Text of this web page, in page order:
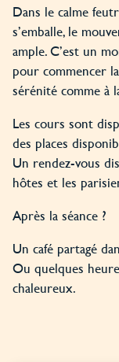
Dans le calme
s’emballe, le
ample. C’est un
pour commencer
sérénité comme à
Les cours sont
des places
Un rendez-vous
hôtes et les
Après la séance ?
Un café partagé
Ou quelques
chaleureux.